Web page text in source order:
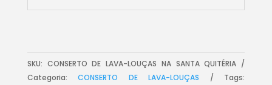
SKU: CONSERTO DE LAVA-LOUÇAS NA SANTA QUITÉRIA
Categoria:CONSERTO DE LAVA-LOUÇAS
Tags: